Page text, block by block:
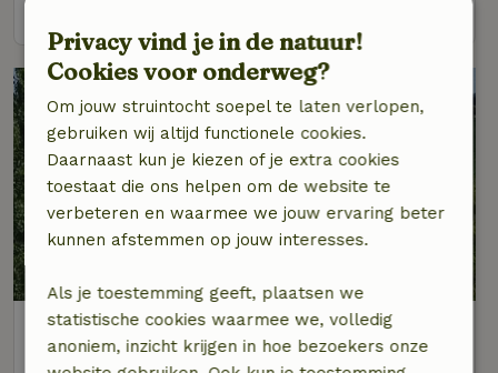
Natuurhuisje in Alveringem
West-Vlaanderen, België
Privacy vind je in de natuur!
Cookies voor onderweg?
Om jouw struintocht soepel te laten verlopen,
gebruiken wij altijd functionele cookies.
Daarnaast kun je kiezen of je extra cookies
toestaat die ons helpen om de website te
verbeteren en waarmee we jouw ervaring beter
kunnen afstemmen op jouw interesses.
Als je toestemming geeft, plaatsen we
statistische cookies waarmee we, volledig
anoniem, inzicht krijgen in hoe bezoekers onze